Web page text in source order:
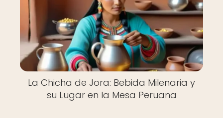
La Chicha de Jora: Bebida Milenaria y
su Lugar en la Mesa Peruana